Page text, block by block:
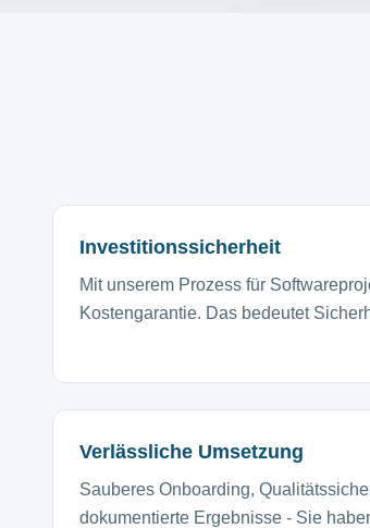
Investitionssicherheit
Mit unserem Prozess für
Kostengarantie. Das bedeutet
Verlässliche Umsetzung
Sauberes Onboarding,
dokumentierte Ergebnisse - Sie